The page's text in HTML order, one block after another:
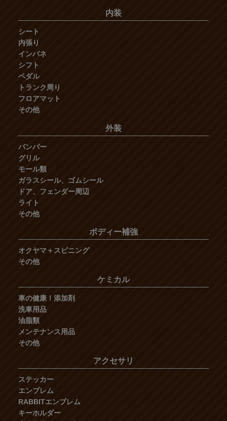
内装
シート
内張り
インパネ
シフト
ペダル
トランク周り
フロアマット
その他
外装
バンパー
グリル
モール類
ガラスシール、ゴムシール
ドア、フェンダー周辺
ライト
その他
ボディー補強
オクヤマ＋スピニング
その他
ケミカル
車の健康！添加剤
洗車用品
油脂類
メンテナンス用品
その他
アクセサリ
ステッカー
エンブレム
RABBITエンブレム
キーホルダー